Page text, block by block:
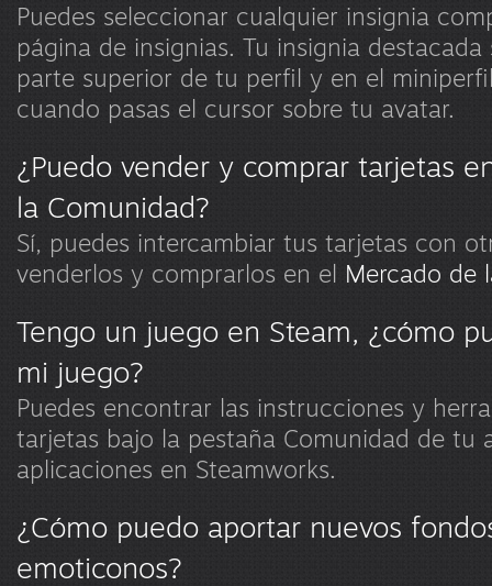
Puedes seleccionar cualquier insignia
página de insignias. Tu insignia
parte superior de tu perfil y en el
cuando pasas el cursor sobre tu avatar.
¿Puedo vender y comprar tarjetas
la Comunidad?
Sí, puedes intercambiar tus tarjetas con
venderlos y comprarlos en el Mercado de
Tengo un juego en Steam, ¿cómo
mi juego?
Puedes encontrar las instrucciones y
tarjetas bajo la pestaña Comunidad de tu
aplicaciones en Steamworks.
¿Cómo puedo aportar nuevos
emoticonos?